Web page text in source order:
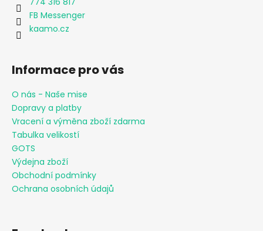
FB Messenger
kaamo.cz
Informace pro vás
O nás - Naše mise
Dopravy a platby
Vracení a výměna zboží zdarma
Tabulka velikostí
GOTS
Výdejna zboží
Obchodní podmínky
Ochrana osobních údajů